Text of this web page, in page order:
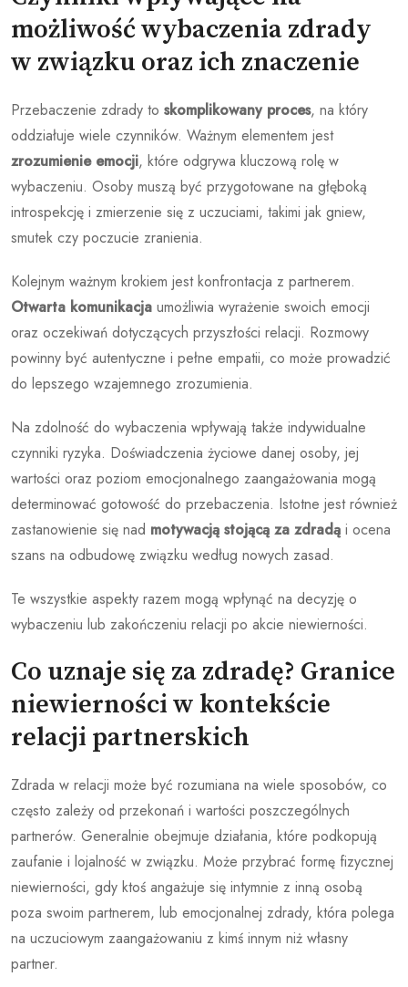
możliwość wybaczenia zdrady
w związku oraz ich znaczenie
Przebaczenie zdrady to skomplikowany proces, na który
oddziałuje wiele czynników. Ważnym elementem jest
zrozumienie emocji, które odgrywa kluczową rolę w
wybaczeniu. Osoby muszą być przygotowane na głęboką
introspekcję i zmierzenie się z uczuciami, takimi jak gniew,
smutek czy poczucie zranienia.
Kolejnym ważnym krokiem jest konfrontacja z partnerem.
Otwarta komunikacja umożliwia wyrażenie swoich emocji
oraz oczekiwań dotyczących przyszłości relacji. Rozmowy
powinny być autentyczne i pełne empatii, co może prowadzić
do lepszego wzajemnego zrozumienia.
Na zdolność do wybaczenia wpływają także indywidualne
czynniki ryzyka. Doświadczenia życiowe danej osoby, jej
wartości oraz poziom emocjonalnego zaangażowania mogą
determinować gotowość do przebaczenia. Istotne jest również
zastanowienie się nad motywacją stojącą za zdradą i ocena
szans na odbudowę związku według nowych zasad.
Te wszystkie aspekty razem mogą wpłynąć na decyzję o
wybaczeniu lub zakończeniu relacji po akcie niewierności.
Co uznaje się za zdradę? Granice
niewierności w kontekście
relacji partnerskich
Zdrada w relacji może być rozumiana na wiele sposobów, co
często zależy od przekonań i wartości poszczególnych
partnerów. Generalnie obejmuje działania, które podkopują
zaufanie i lojalność w związku. Może przybrać formę fizycznej
niewierności, gdy ktoś angażuje się intymnie z inną osobą
poza swoim partnerem, lub emocjonalnej zdrady, która polega
na uczuciowym zaangażowaniu z kimś innym niż własny
partner.